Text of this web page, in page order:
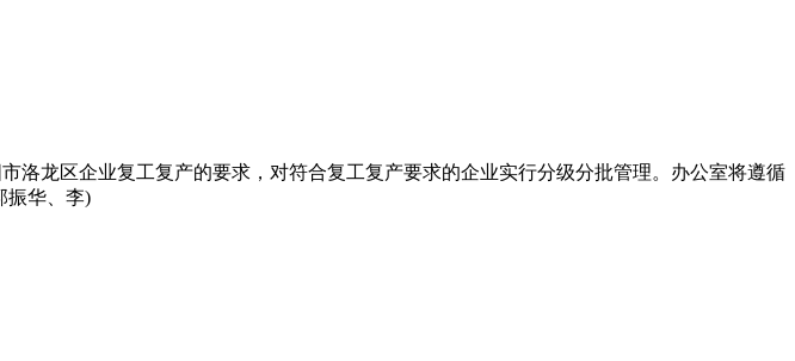
洛龙区企业复工复产的要求，对符合复工复产要求的企业实行分级分批管理。办公室将遵循
振华、李)